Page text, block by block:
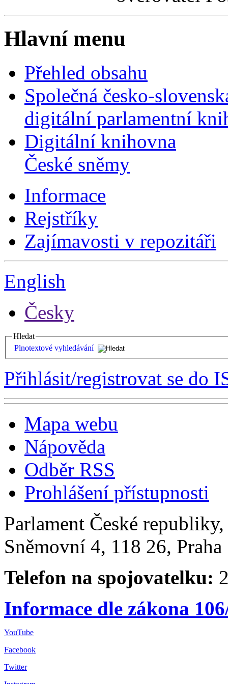
Hlavní menu
Přehled obsahu
Společná česko-
digitální parlamentní
Digitální knihovna
České sněmy
Informace
Rejstříky
Zajímavosti v repozitáři
English
Česky
Hledat
Plnotextové vyhledávání
Přihlásit/registrovat se do
Mapa webu
Nápověda
Odběr RSS
Prohlášení přístupnosti
Parlament České
Sněmovní 4, 118 26,
Telefon na spojovatelku:
Informace dle zákona
YouTube
Facebook
Twitter